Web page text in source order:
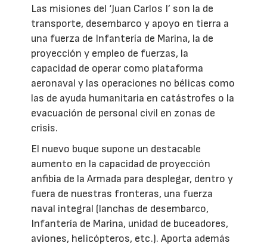
Las misiones del ‘Juan Carlos I’ son la de
transporte, desembarco y apoyo en tierra a
una fuerza de Infantería de Marina, la de
proyección y empleo de fuerzas, la
capacidad de operar como plataforma
aeronaval y las operaciones no bélicas como
las de ayuda humanitaria en catástrofes o la
evacuación de personal civil en zonas de
crisis.
El nuevo buque supone un destacable
aumento en la capacidad de proyección
anfibia de la Armada para desplegar, dentro y
fuera de nuestras fronteras, una fuerza
naval integral (lanchas de desembarco,
Infantería de Marina, unidad de buceadores,
aviones, helicópteros, etc.). Aporta además